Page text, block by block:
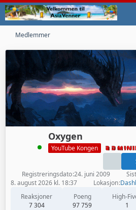
Medlemmer
Oxygen
YouTube Kongen
Reaksjoner
7 304
Poeng
97 759
High-
1
Registreringsdato 24. juni 2009
8. august 2026 kl. 18:37
Lokasjon